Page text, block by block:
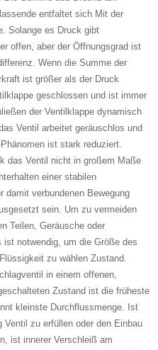
entfaltet sich Mit der
Solange es Druck gibt
offen, aber der Öffnungsgrad ist
Wenn die Summe der
ist größer als der Druck
geschlossen und ist immer
der Ventilklappe dynamisch
Ventil arbeitet geräuschlos und
ist stark reduziert.
das Ventil nicht in großem Maße
einer stabilen
damit verbundenen Bewegung
sein. Um zu vermeiden
Teilen, Geräusche oder
notwendig, um die Größe des
zu wählen Zustand.
in einem offenen,
Zustand ist die früheste
kleinste Durchflussmenge. Ist
zu erfüllen oder den Einbau
ist innerer Verschleiß am